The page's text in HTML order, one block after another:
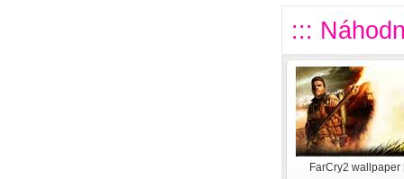
:::
FarCry2 wallpaper